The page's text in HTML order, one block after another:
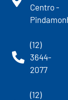
Centro -
(12)
3644-
2077
(12)